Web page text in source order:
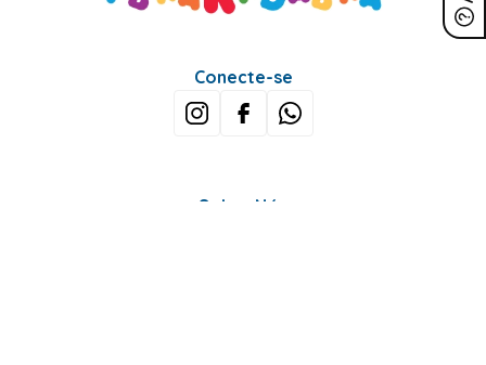
Conecte-se
Sobre Nós